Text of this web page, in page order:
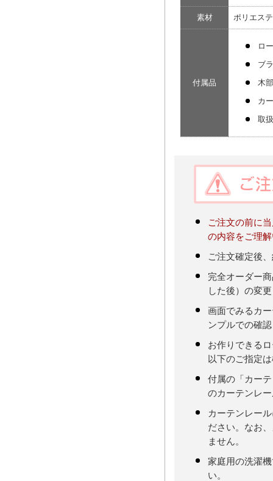
素材 ポリエス
付属品
ロ
ブ
木
カ
取
ご注文の前に
の内容をご理
ご注文確定後
完全オーダー
した後）の変
画面でみるカ
ンプルでの確
お作りできる
以下のご指定
付属の「カー
のカーテンレ
カーテンレー
ださい。なお
ません。
家庭用の洗濯
い。